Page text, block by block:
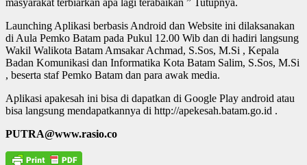
Launching Aplikasi berbasis Android dan Website ini dilaksanakan
di Aula Pemko Batam pada Pukul 12.00 Wib dan di hadiri langsung
Wakil Walikota Batam Amsakar Achmad, S.Sos, M.Si , Kepala
Badan Komunikasi dan Informatika Kota Batam Salim, S.Sos, M.Si
, beserta staf Pemko Batam dan para awak media.
Aplikasi apakesah ini bisa di dapatkan di Google Play android atau
bisa langsung mendapatkannya di http://apekesah.batam.go.id .
PUTRA@www.rasio.co